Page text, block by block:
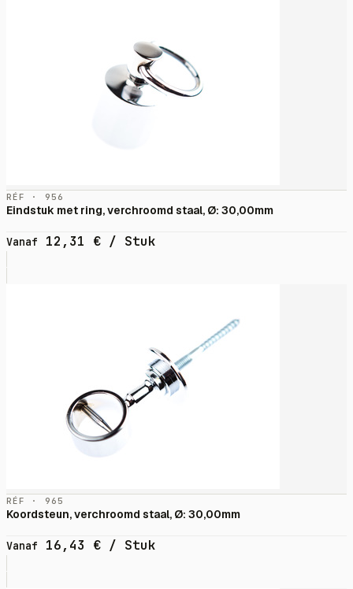
RÉF · 956
Eindstuk met ring, verchroomd staal, Ø: 30,00mm
Vanaf 12,31 € / Stuk
RÉF · 965
Koordsteun, verchroomd staal, Ø: 30,00mm
Vanaf 16,43 € / Stuk